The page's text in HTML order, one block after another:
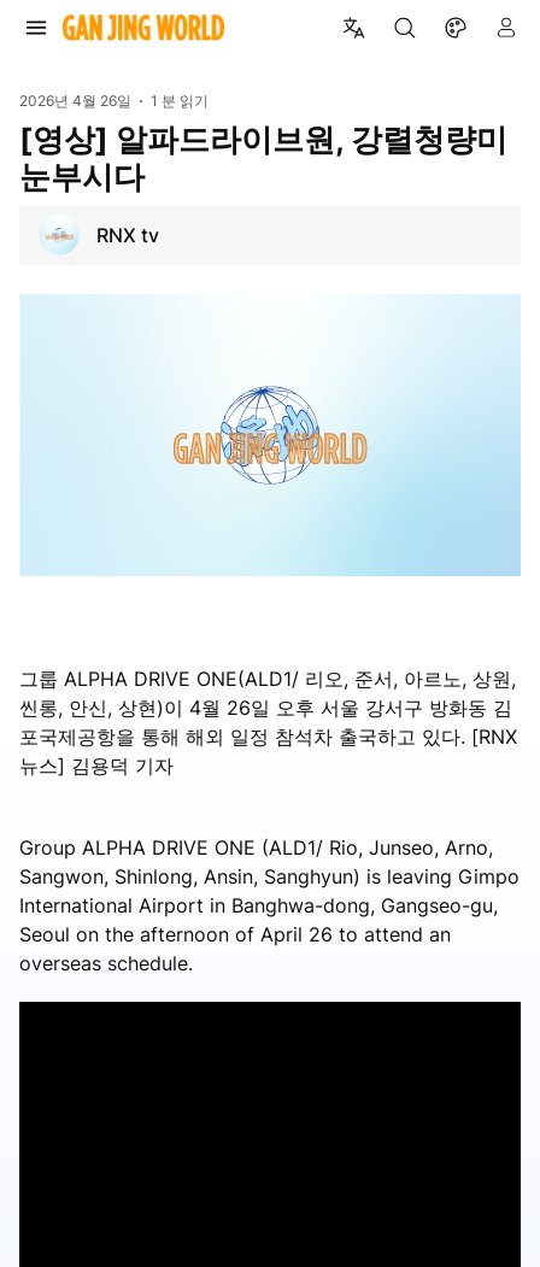
2026년 4월 26일 1 분 읽기
[영상] 알파드라이브원, 강렬청량미
눈부시다
RNX tv
그룹 ALPHA DRIVE ONE(ALD1/ 리오, 준서, 아르노, 상원,
씬롱, 안신, 상현)이 4월 26일 오후 서울 강서구 방화동 김
포국제공항을 통해 해외 일정 참석차 출국하고 있다. [RNX
뉴스] 김용덕 기자
Group ALPHA DRIVE ONE (ALD1/ Rio, Junseo, Arno,
Sangwon, Shinlong, Ansin, Sanghyun) is leaving Gimpo
International Airport in Banghwa-dong, Gangseo-gu,
Seoul on the afternoon of April 26 to attend an
overseas schedule.